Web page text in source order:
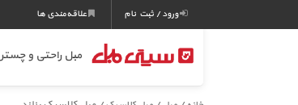
ورود / ثبت نام علاقه‌مندی ها
مبل راحتی و چستر